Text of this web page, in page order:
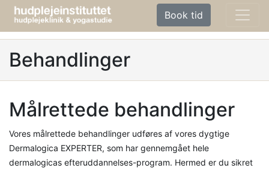
Book tid
Behandlinger
Målrettede behandlinger
Vores målrettede behandlinger udføres af vores dygtige
Dermalogica EXPERTER, som har gennemgået hele
dermalogicas efteruddannelses-program. Hermed er du sikret